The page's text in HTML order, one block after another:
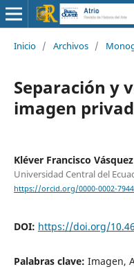
Inicio / Archivos /
Separación y
imagen
Kléver Francisco
Universidad Central del
https://orcid.org/0000-0002-
DOI: https://doi.org/
Palabras clave: Imagen,